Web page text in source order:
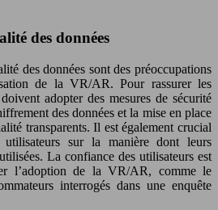
des données
des données sont des préoccupations
de la VR/AR. Pour rassurer les
adopter des mesures de sécurité
des données et la mise en place
transparents. Il est également crucial
utilisateurs sur la manière dont leurs
La confiance des utilisateurs est
l’adoption de la VR/AR, comme le
interrogés dans une enquête